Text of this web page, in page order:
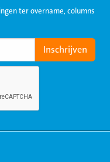
ter overname, columns